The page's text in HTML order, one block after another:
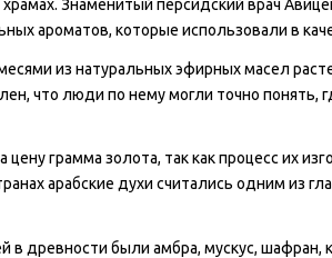
Знаменитый персидский врач
ароматов, которые использовали в
из натуральных эфирных масел
что люди по нему могли точно понять,
грамма золота, так как процесс их
арабские духи считались одним из
в древности были амбра, мускус, шафран,